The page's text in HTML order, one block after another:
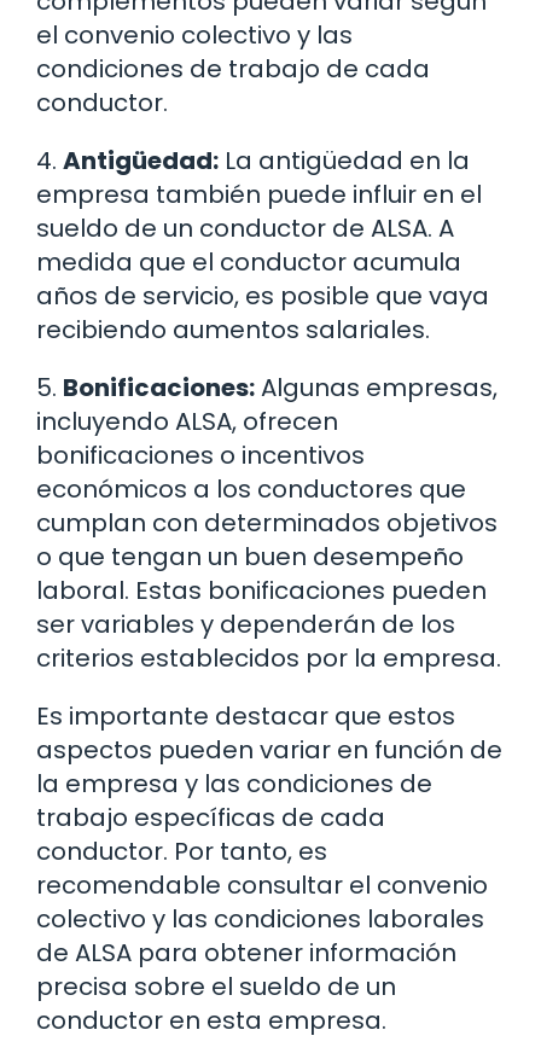
el convenio colectivo y las
condiciones de trabajo de cada
conductor.
4. Antigüedad: La antigüedad en la
empresa también puede influir en el
sueldo de un conductor de ALSA. A
medida que el conductor acumula
años de servicio, es posible que vaya
recibiendo aumentos salariales.
5. Bonificaciones:Algunas empresas,
incluyendo ALSA, ofrecen
bonificaciones o incentivos
económicos a los conductores que
cumplan con determinados objetivos
o que tengan un buen desempeño
laboral. Estas bonificaciones pueden
ser variables y dependerán de los
criterios establecidos por la empresa.
Es importante destacar que estos
aspectos pueden variar en función de
la empresa y las condiciones de
trabajo específicas de cada
conductor. Por tanto, es
recomendable consultar el convenio
colectivo y las condiciones laborales
de ALSA para obtener información
precisa sobre el sueldo de un
conductor en esta empresa.